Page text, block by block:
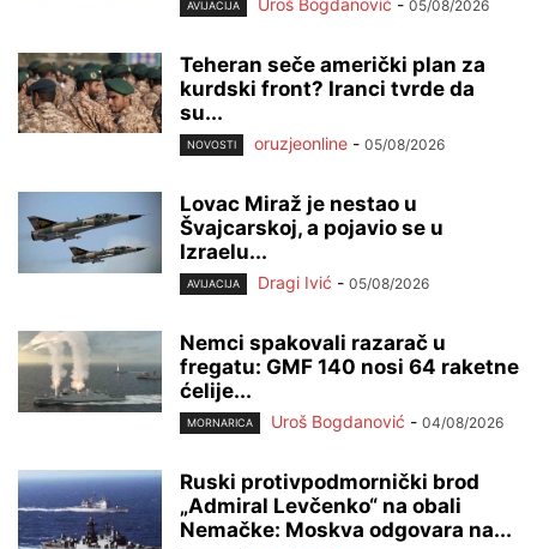
AVIJACIJA 05/08/2026
Teheran seče američki plan za
kurdski front? Iranci tvrde da
su...
NOVOSTI oruzjeonline - 05/08/2026
Lovac Miraž je nestao u
Švajcarskoj, a pojavio se u
Izraelu...
AVIJACIJA Dragi Ivić - 05/08/2026
Nemci spakovali razarač u
fregatu: GMF 140 nosi 64 raketne
ćelije...
MORNARICA Uroš Bogdanović - 04/08/2026
Ruski protivpodmornički brod
„Admiral Levčenko“ na obali
Nemačke: Moskva odgovara na...